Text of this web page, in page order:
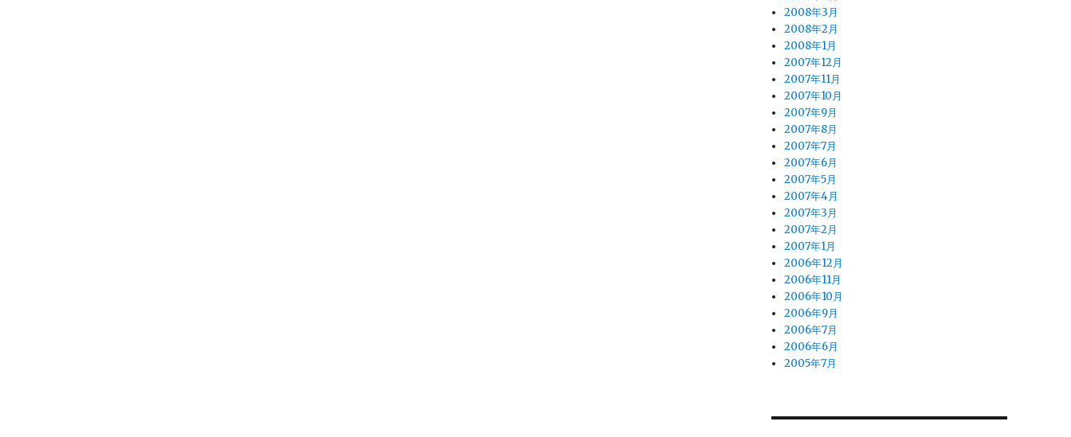
2008年3月
2008年2月
2008年1月
2007年12月
2007年11月
2007年10月
2007年9月
2007年8月
2007年7月
2007年6月
2007年5月
2007年4月
2007年3月
2007年2月
2007年1月
2006年12月
2006年11月
2006年10月
2006年9月
2006年7月
2006年6月
2005年7月